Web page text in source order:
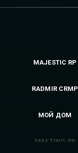
MAJESTIC RP
RADMIR CRMP
МОЙ ДОМ
AMAZING RP